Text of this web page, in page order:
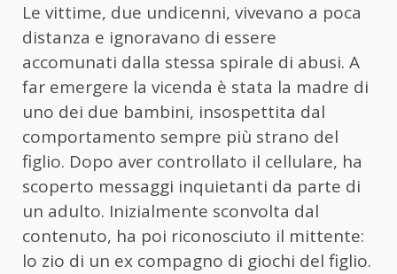
Le vittime, due undicenni, vivevano a poca
distanza e ignoravano di essere
accomunati dalla stessa spirale di abusi. A
far emergere la vicenda è stata la madre di
uno dei due bambini, insospettita dal
comportamento sempre più strano del
figlio. Dopo aver controllato il cellulare, ha
scoperto messaggi inquietanti da parte di
un adulto. Inizialmente sconvolta dal
contenuto, ha poi riconosciuto il mittente:
lo zio di un ex compagno di giochi del figlio.